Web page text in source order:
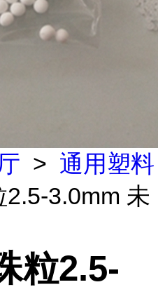
> 通用塑料
3.0mm 未
粒2.5-